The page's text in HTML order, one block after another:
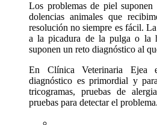
Los problemas de piel
dolencias animales que
resolución no siempre es fácil.
a la picadura de la pulga o la
suponen un reto diagnóstico al
En Clínica Veterinaria Ejea
diagnóstico es primordial y
tricogramas, pruebas de
pruebas para detectar el problema.